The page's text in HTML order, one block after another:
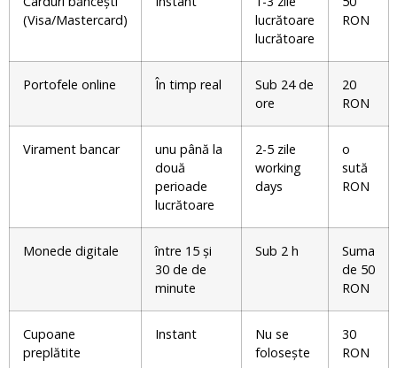
(Visa/Mastercard)
lucrătoare
lucrătoare
RON
Portofele online În timp real
Sub 24 de
ore
20
RON
Virament bancar
unu până la
două
perioade
lucrătoare
2-5 zile
working
days
o
sută
RON
Monede digitale
între 15 și
30 de de
minute
Sub 2 h
Suma
de 50
RON
Cupoane
preplătite
Instant
Nu se
folosește
30
RON